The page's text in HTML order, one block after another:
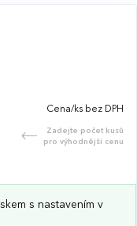
Cena/ks bez DPH
Zadejte počet kusů
pro výhodnější cenu
s nastavením v